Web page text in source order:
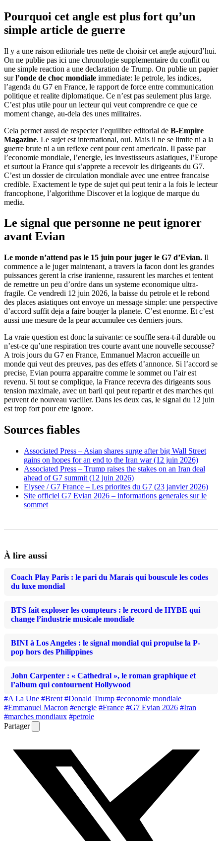
Pourquoi cet angle est plus fort qu’un
simple article de guerre
Il y a une raison editoriale tres nette de choisir cet angle aujourd’hui.
On ne publie pas ici une chronologie supplementaire du conflit ou
une simple reaction a une declaration de Trump. On publie un papier
surl’onde de choc mondiale immediate: le petrole, les indices,
l’agenda du G7 en France, le rapport de force entre communication
politique et realite diplomatique. Ce n’est pas seulement plus large.
C’est plus utile pour un lecteur qui veut comprendre ce que ce
moment change, au-dela des unes militaires.
Cela permet aussi de respecter l’equilibre editorial de B-Empire
Magazine. Le sujet est international, oui. Mais il ne se limite ni a la
guerre brute ni a un reflexe cent pour cent americain. Il passe par
l’economie mondiale, l’energie, les investisseurs asiatiques, l’Europe
et surtout la France qui s’apprete a recevoir les dirigeants du G7.
C’est un dossier de circulation mondiale avec une entree francaise
credible. Exactement le type de sujet qui peut tenir a la fois le lecteur
francophone, l’algorithme Discover et la logique de marque du
media.
Le signal que personne ne peut ignorer
avant Evian
Le monde n’attend pas le 15 juin pour juger le G7 d’Evian. Il
commence a le juger maintenant, a travers la facon dont les grandes
puissances gerent la crise iranienne, rassurent les marches et tentent
de remettre un peu d’ordre dans un systeme economique ultra-
fragile. Ce vendredi 12 juin 2026, la baisse du petrole et le rebond
des places asiatiques ont envoye un message simple: une perspective
d’accord suffit deja a faire bouger la planete. C’est enorme. Et c’est
aussi une mesure de la peur accumulee ces derniers jours.
La vraie question est donc la suivante: ce souffle sera-t-il durable ou
n’est-ce qu’une respiration tres courte avant une nouvelle secousse?
A trois jours du G7 en France, Emmanuel Macron accueille un
monde qui veut des preuves, pas des effets d’annonce. Si l’accord se
precise, Evian pourra apparaitre comme le sommet ou l’air est
revenu. Si tout se complique, la France recevra des dirigeants sous
tension maximale, avec un baril qui peut repartir et des marches qui
peuvent de nouveau vaciller. Dans les deux cas, le signal du 12 juin
est trop fort pour etre ignore.
Sources fiables
Associated Press – Asian shares surge after big Wall Street
gains on hopes for an end to the Iran war (12 juin 2026)
Associated Press – Trump raises the stakes on an Iran deal
ahead of G7 summit (12 juin 2026)
Elysee / G7 France – Les priorites du G7 (23 janvier 2026)
Site officiel G7 Evian 2026 – informations generales sur le
sommet
À lire aussi
Coach Play Paris : le pari du Marais qui bouscule les codes
du luxe mondial
BTS fait exploser les compteurs : le record de HYBE qui
change l’industrie musicale mondiale
BINI à Los Angeles : le signal mondial qui propulse la P-
pop hors des Philippines
John Carpenter : « Cathedral », le roman graphique et
l’album qui contournent Hollywood
#A La Une #Brent #Donald Trump #economie mondiale
#Emmanuel Macron #energie #France #G7 Evian 2026 #Iran
#marches mondiaux #petrole
Partager